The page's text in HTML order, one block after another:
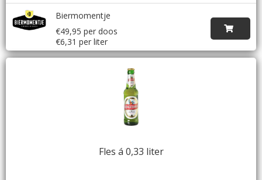
Biermomentje
€49,95 per doos
€6,31 per liter
Fles á 0,33 liter